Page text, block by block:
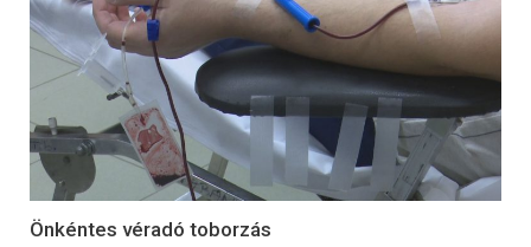
Önkéntes véradó toborzás